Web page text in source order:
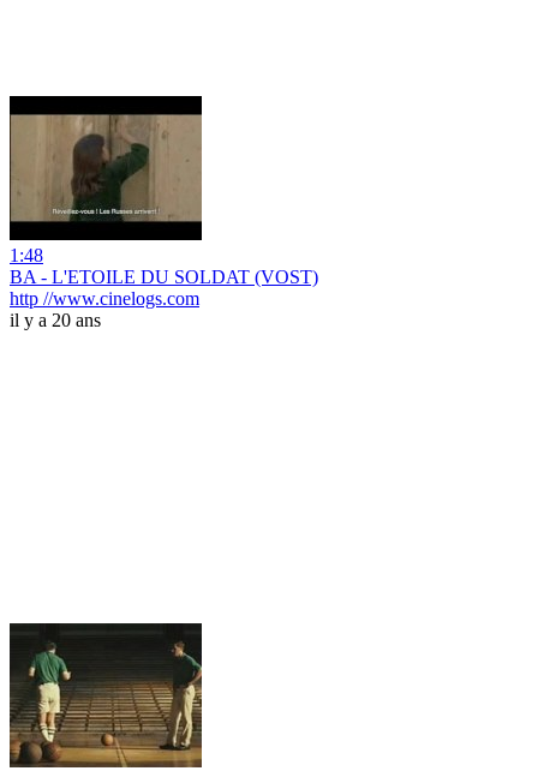
1:48
BA - L'ETOILE DU SOLDAT (VOST)
http //www.cinelogs.com
il y a 20 ans